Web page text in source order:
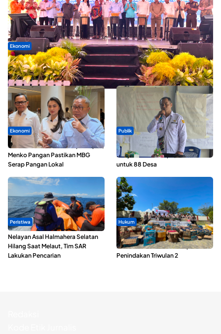
Ekonomi
Seminar di Ternate, Mendes Perkuat Sinergi Percepatan
Kopdes Merah Putih
Ekonomi
SPPG di Maluku Utara Dipercepat,
Menko Pangan Pastikan MBG
Serap Pangan Lokal
Publik
ABDESI Morotai Apresiasi
Penyaluran ADD Rp3,13 Miliar
untuk 88 Desa
Peristiwa
Nelayan Asal Halmahera Selatan
Hilang Saat Melaut, Tim SAR
Lakukan Pencarian
Hukum
Polda Maluku Utara Musnahkan
Ribuan Liter Miras Hasil Operasi
Penindakan Triwulan 2